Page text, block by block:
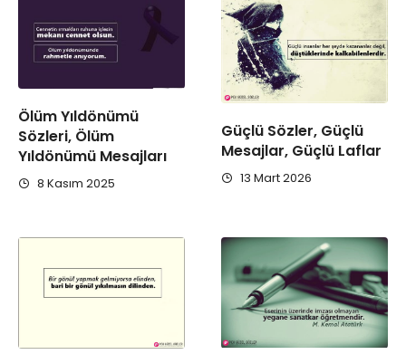
Ölüm Yıldönümü
Sözleri, Ölüm
Yıldönümü Mesajları
8 Kasım 2025
Güçlü Sözler, Güçlü
Mesajlar, Güçlü Laflar
13 Mart 2026